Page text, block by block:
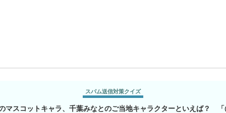
スパム送信対策クイズ
マスコットキャラ、千葉みなとのご当地キャラクターといえば